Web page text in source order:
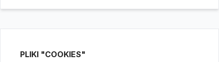
PLIKI "COOKIES"